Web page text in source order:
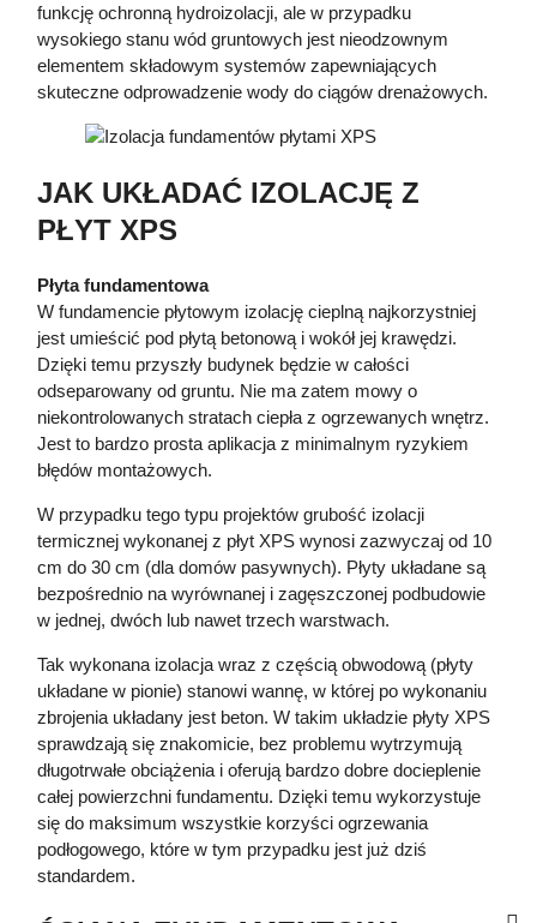
funkcję ochronną hydroizolacji, ale w przypadku
wysokiego stanu wód gruntowych jest nieodzownym
elementem składowym systemów zapewniających
skuteczne odprowadzenie wody do ciągów drenażowych.
JAK UKŁADAĆ IZOLACJĘ Z
PŁYT XPS
Płyta fundamentowa
W fundamencie płytowym izolację cieplną najkorzystniej
jest umieścić pod płytą betonową i wokół jej krawędzi.
Dzięki temu przyszły budynek będzie w całości
odseparowany od gruntu. Nie ma zatem mowy o
niekontrolowanych stratach ciepła z ogrzewanych wnętrz.
Jest to bardzo prosta aplikacja z minimalnym ryzykiem
błędów montażowych.
W przypadku tego typu projektów grubość izolacji
termicznej wykonanej z płyt XPS wynosi zazwyczaj od 10
cm do 30 cm (dla domów pasywnych). Płyty układane są
bezpośrednio na wyrównanej i zagęszczonej podbudowie
w jednej, dwóch lub nawet trzech warstwach.
Tak wykonana izolacja wraz z częścią obwodową (płyty
układane w pionie) stanowi wannę, w której po wykonaniu
zbrojenia układany jest beton. W takim układzie płyty XPS
sprawdzają się znakomicie, bez problemu wytrzymują
długotrwałe obciążenia i oferują bardzo dobre docieplenie
całej powierzchni fundamentu. Dzięki temu wykorzystuje
się do maksimum wszystkie korzyści ogrzewania
podłogowego, które w tym przypadku jest już dziś
standardem.